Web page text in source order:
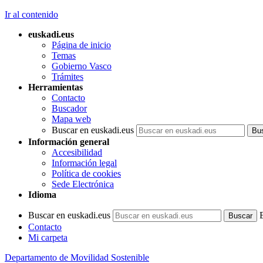
Ir al contenido
euskadi.eus
Página de inicio
Temas
Gobierno Vasco
Trámites
Herramientas
Contacto
Buscador
Mapa web
Buscar en euskadi.eus
Información general
Accesibilidad
Información legal
Política de cookies
Sede Electrónica
Idioma
Buscar en euskadi.eus
Contacto
Mi carpeta
Departamento de Movilidad Sostenible